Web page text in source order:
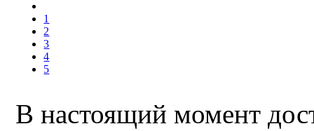
1
2
3
4
5
В настоящий момент